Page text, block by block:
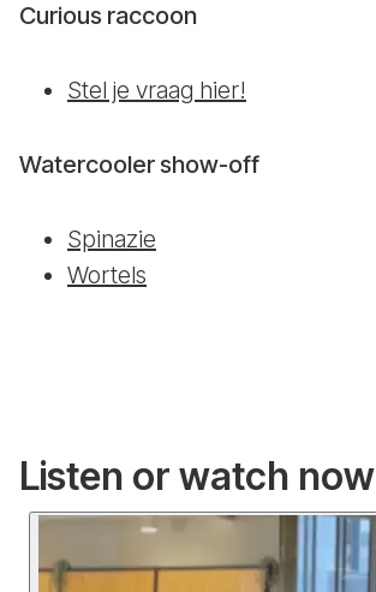
Curious raccoon
Stel je vraag hier!
Watercooler show-off
Spinazie
Wortels
Listen or watch now